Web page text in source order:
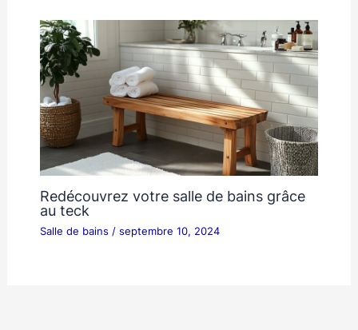
Redécouvrez votre salle de bains grâce
au teck
Salle de bains / septembre 10, 2024